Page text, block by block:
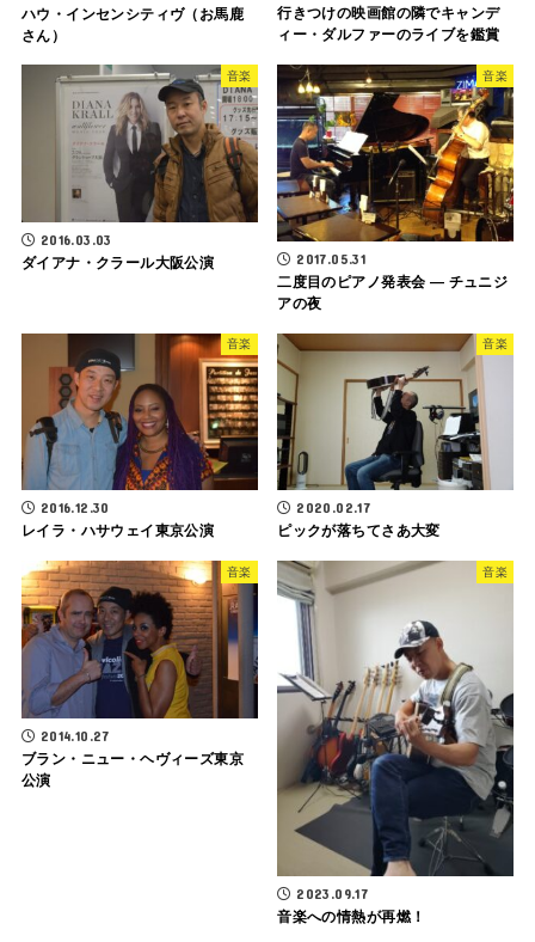
ハウ・インセンシティヴ（お馬鹿
さん）
行きつけの映画館の隣でキャンデ
ィー・ダルファーのライブを鑑賞
音楽
2016.03.03
ダイアナ・クラール大阪公演
音楽
2017.05.31
二度目のピアノ発表会 ― チュニジ
アの夜
音楽
2016.12.30
レイラ・ハサウェイ東京公演
音楽
2020.02.17
ピックが落ちてさあ大変
音楽
2014.10.27
ブラン・ニュー・ヘヴィーズ東京
公演
音楽
2023.09.17
音楽への情熱が再燃！